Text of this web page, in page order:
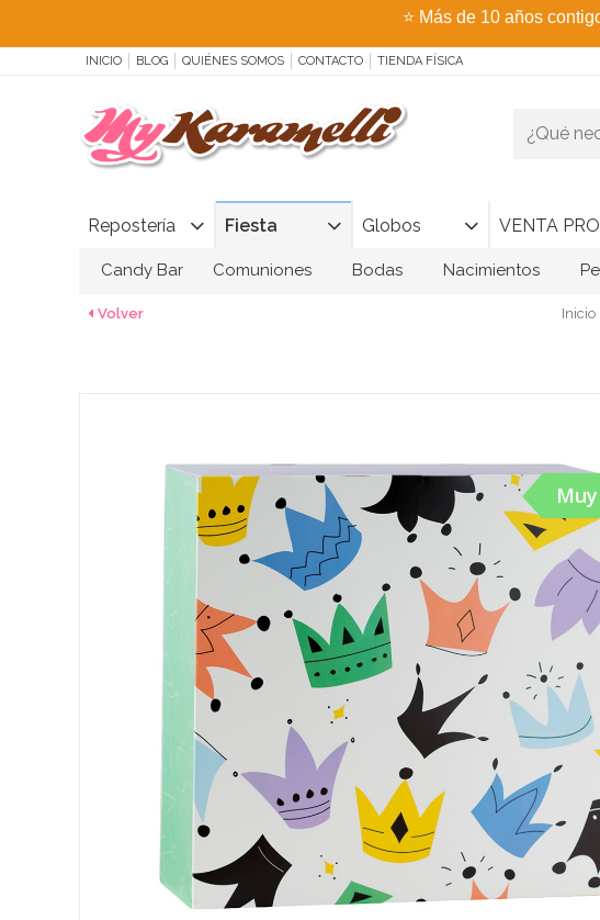
⭐ Más de 10 años
INICIO BLOG QUIÉNES SOMOS CONTACTO TIENDA FÍSICA
Repostería Fiesta Globos VENTA PRO
Candy Bar Comuniones Bodas Nacimientos
Volver Inicio